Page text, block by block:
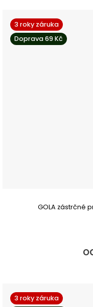
3 roky záruka
Doprava 69 Kč
GOLA zástrčné
3 roky záruka